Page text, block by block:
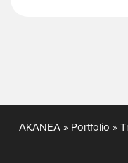
AKANEA» Portfolio »